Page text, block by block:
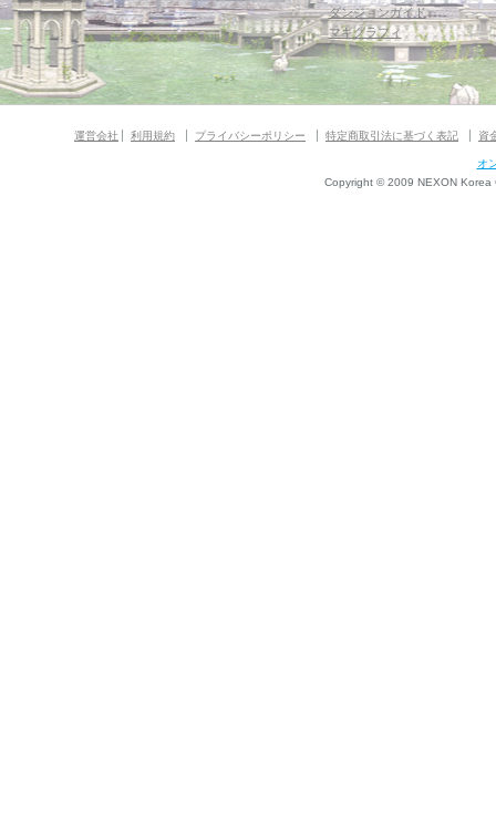
ダンジョンガイド
マギグラフィ
運営会社 利用規約 プライバシーポリシー 特定商取引法に基づく表記 資
オ
Copyright © 2009 NEXON Korea